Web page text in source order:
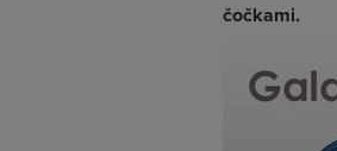
čočkami.